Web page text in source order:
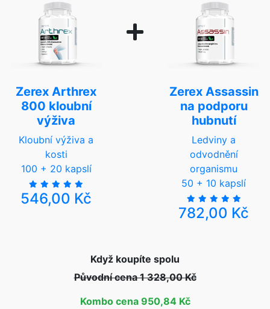
Zerex Arthrex
800 kloubní
výživa
Kloubní výživa a
kosti
100 + 20 kapslí
546,00 Kč
Zerex Assassin
na podporu
hubnutí
Ledviny a
odvodnění
organismu
50 + 10 kapslí
782,00 Kč
Když koupíte spolu
Původní cena 1 328,00 Kč
Kombo cena 950,84 Kč